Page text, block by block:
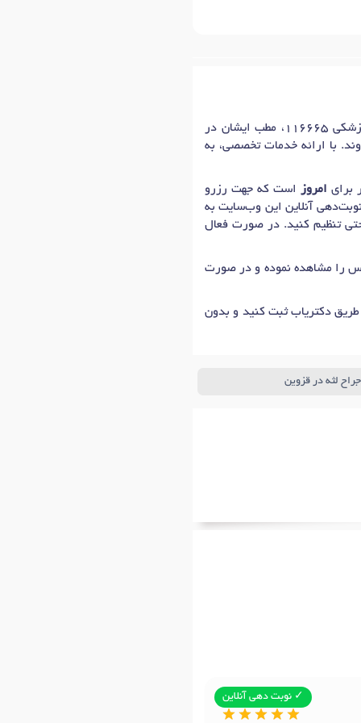
خانم دکتر مهتاب سمیعی فر، دندانپزشک و متخصص جراحی لثه و ایمپلنت در شهر قزوین با شماره نظام پزشکی 116665، مطب ایشان در
با ارائه خدمات تخصصی، به
امروز
است که جهت رزرو
آنلاین این وب‌سایت به
تنظیم کنید. در صورت فعال
را مشاهده نموده و در صورت
دکتریاب ثبت کنید و بدون
لثه در قزوین
✓ نوبت دهی آنلاین